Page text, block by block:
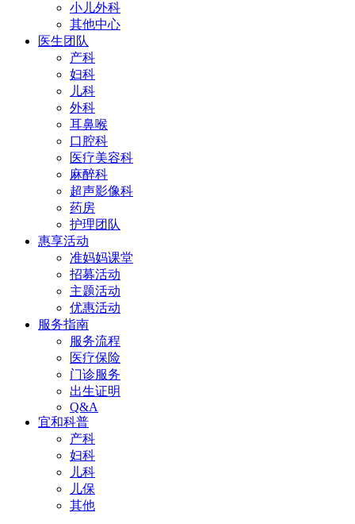
小儿外科
其他中心
医生团队
产科
妇科
儿科
外科
耳鼻喉
口腔科
医疗美容科
麻醉科
超声影像科
药房
护理团队
惠享活动
准妈妈课堂
招募活动
主题活动
优惠活动
服务指南
服务流程
医疗保险
门诊服务
出生证明
Q&A
宜和科普
产科
妇科
儿科
儿保
其他